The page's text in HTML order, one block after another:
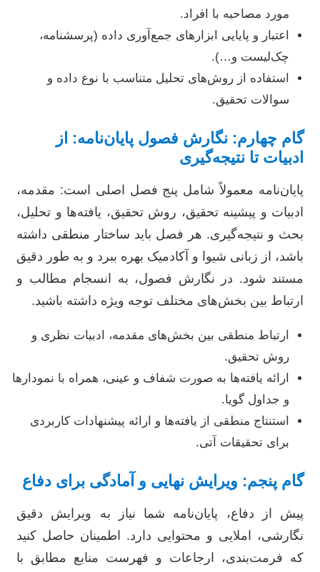
مورد مصاحبه با افراد.
اعتبار و پایایی ابزارهای جمع‌آوری داده (پرسشنامه،
چک‌لیست و…).
استفاده از روش‌های تحلیل متناسب با نوع داده و
سوالات تحقیق.
گام چهارم: نگارش فصول پایان‌نامه: از
ادبیات تا نتیجه‌گیری
پایان‌نامه معمولاً شامل پنج فصل اصلی است: مقدمه،
ادبیات و پیشینه تحقیق، روش تحقیق، یافته‌ها و تحلیل،
بحث و نتیجه‌گیری. هر فصل باید ساختار منطقی داشته
باشد، از زبانی شیوا و آکادمیک بهره ببرد و به طور دقیق
مستند شود. در نگارش فصول، به انسجام مطالب و
ارتباط بین بخش‌های مختلف توجه ویژه داشته باشید.
ارتباط منطقی بین بخش‌های مقدمه، ادبیات نظری و
روش تحقیق.
ارائه یافته‌ها به صورت شفاف و عینی، همراه با نمودارها
و جداول گویا.
استنتاج منطقی از یافته‌ها و ارائه پیشنهادات کاربردی
برای تحقیقات آتی.
گام پنجم: ویرایش نهایی و آمادگی برای دفاع
پیش از دفاع، پایان‌نامه شما نیاز به ویرایش دقیق
نگارشی، املایی و محتوایی دارد. اطمینان حاصل کنید
که فرمت‌بندی، ارجاعات و فهرست منابع مطابق با